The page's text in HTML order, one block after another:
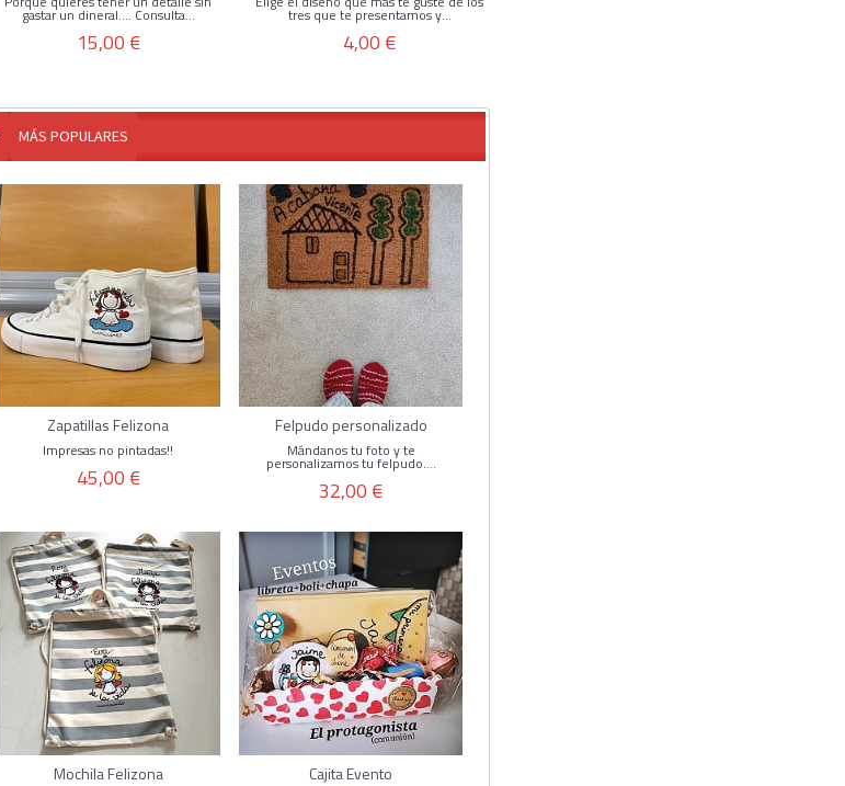
gastar un dineral.... Consulta...
15,00 €
tres que te presentamos y...
4,00 €
MÁS POPULARES
Zapatillas Felizona
Impresas no pintadas!!
45,00 €
Felpudo personalizado
Mándanos tu foto y te
personalizamos tu felpudo....
32,00 €
Mochila Felizona Cajita Evento